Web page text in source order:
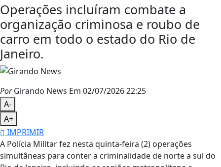
Operações incluíram combate a
organização criminosa e roubo de
carro em todo o estado do Rio de
Janeiro.
PorGirando News Em 02/07/2026 22:25
A-
A+
IMPRIMIR
A Polícia Militar fez nesta quinta-feira (2) operações
simultâneas para conter a criminalidade de norte a sul do